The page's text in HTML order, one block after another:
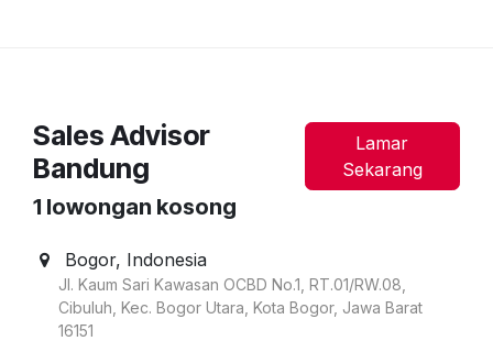
Sales Advisor
Bandung
Lamar
Sekarang
1 lowongan kosong
Bogor, Indonesia
Jl. Kaum Sari Kawasan OCBD No.1, RT.01/RW.08,
Cibuluh, Kec. Bogor Utara, Kota Bogor, Jawa Barat
16151